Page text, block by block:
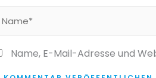
Name, E-Mail-Adresse und